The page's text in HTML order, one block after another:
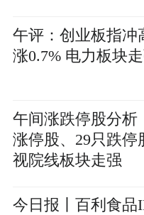
午评：创业板指冲
涨0.7% 电力板块
午间涨跌停股分析
涨停股、29只跌停
视院线板块走强
今日报丨百利食品